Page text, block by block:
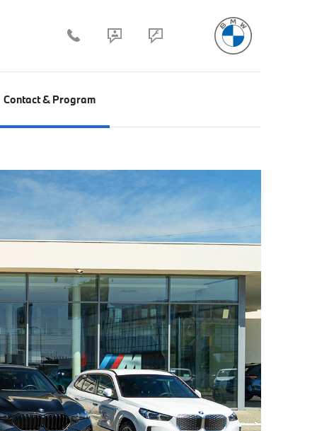
Contact & Program